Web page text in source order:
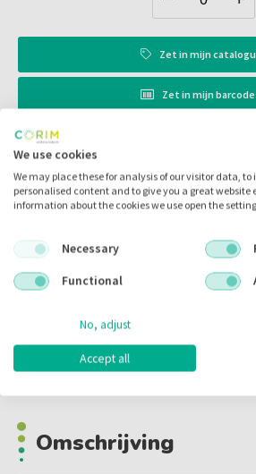
Zet inmijn
Zet inmijn
Artikelnr.:
Merk:
G&H
325-303
Inhoud:
1000.00 stuks
Voorraad:
Omschrijving
Omschrijving
We use cookies
We may place these for analysis of our visitor data, to
personalised content and to give you a great website
information about the cookies we use open the
Necessary
Functional
No, adjust
Accept all